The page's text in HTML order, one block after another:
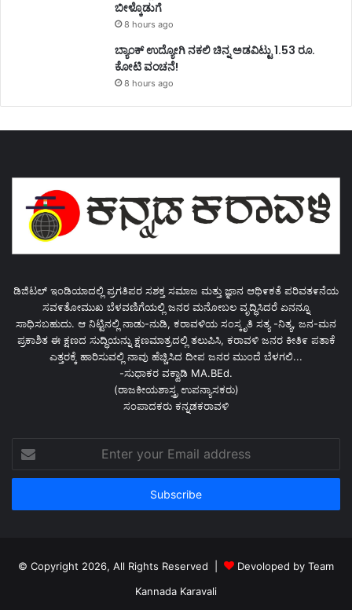
ಬೀಳ್ಕೊಡುಗೆ
8 hours ago
ಬ್ಯಾಂಕ್ ಉದ್ಯೋಗಿ ನಕಲಿ ಚಿನ್ನ ಅಡವಿಟ್ಟು 1.53 ರೂ.
ಕೋಟಿ ವಂಚನೆ!
8 hours ago
ಡಿಜಿಟಲ್ ಇಂಡಿಯಾದಲ್ಲಿ ಪ್ರಗತಿಪರ ಸಶಕ್ತ ಸಮಾಜ ಮತ್ತು ಜ್ಞಾನ ಆಥಿ೯ಕತೆ ಪರಿವತ೯ನೆಯ
ಸವ೯ತೋಮುಖ ಬೆಳವಣಿಗೆಯಲ್ಲಿ ಜನರ ಮನೋಬಲ ವೃದ್ಧಿಸಿದರೆ ಏನನ್ನೂ
ಸಾಧಿಸಬಹುದು. ಆ ನಿಟ್ಟಿನಲ್ಲಿ ನಾಡು-ನುಡಿ, ಕರಾವಳಿಯ ಸಂಸ್ಕೃತಿ ಸತ್ಯ -ನಿತ್ಯ, ಜನ-ಮನ
ಪ್ರಕಾಶಿತ ಈ ಕ್ಷಣದ ಸುದ್ಧಿಯನ್ನು ಕ್ಷಣಮಾತ್ರದಲ್ಲಿ ತಲುಪಿಸಿ, ಕರಾವಳಿ ಜನರ ಕೀತಿ೯ ಪತಾಕೆ
ಎತ್ತರಕ್ಕೆ ಹಾರಿಸುವಲ್ಲಿ ನಾವು ಹೆಚ್ಚಿಸಿದ ದೀಪ ಜನರ ಮುಂದೆ ಬೆಳಗಲಿ...
-ಸುಧಾಕರ ವಕ್ವಾಡಿ MA.BEd.
(ರಾಜಕೀಯಶಾಸ್ತ್ರ ಉಪನ್ಯಾಸಕರು)
ಸಂಪಾದಕರು ಕನ್ನಡಕರಾವಳಿ
your
Email
© Copyright 2026, All Rights Reserved |
Devoloped by Team
Kannada Karavali